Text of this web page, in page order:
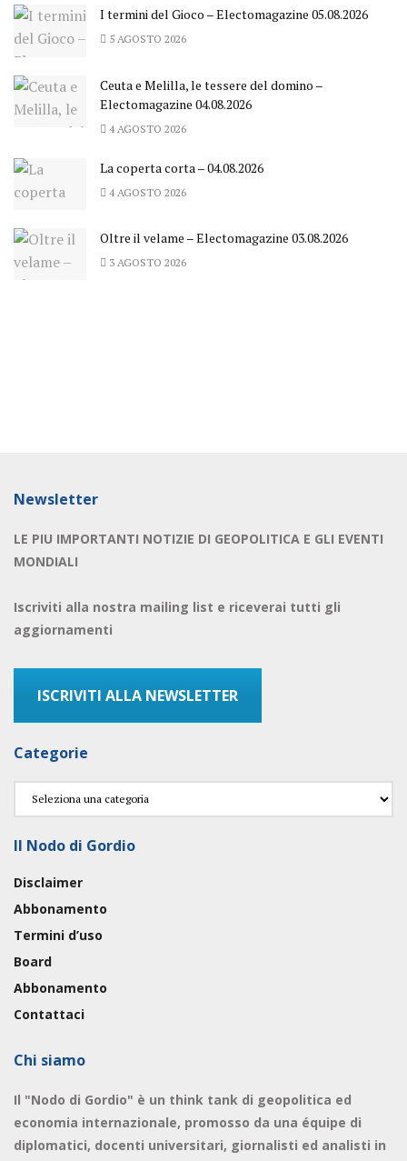
I termini del Gioco – Electomagazine 05.08.2026
5 AGOSTO 2026
Ceuta e Melilla, le tessere del domino –
Electomagazine 04.08.2026
4 AGOSTO 2026
La coperta corta – 04.08.2026
4 AGOSTO 2026
Oltre il velame – Electomagazine 03.08.2026
3 AGOSTO 2026
Newsletter
LE PIU IMPORTANTI NOTIZIE DI GEOPOLITICA E GLI EVENTI
MONDIALI
Iscriviti alla nostra mailing list e riceverai tutti gli
aggiornamenti
ISCRIVITI ALLA NEWSLETTER
Categorie
Categorie
Il Nodo di Gordio
Disclaimer
Abbonamento
Termini d’uso
Board
Abbonamento
Contattaci
Chi siamo
Il "Nodo di Gordio" è un think tank di geopolitica ed
economia internazionale, promosso da una équipe di
diplomatici, docenti universitari, giornalisti ed analisti in